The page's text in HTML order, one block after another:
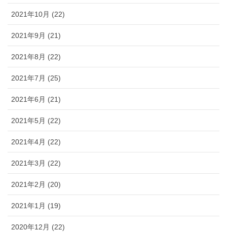
2021年10月 (22)
2021年9月 (21)
2021年8月 (22)
2021年7月 (25)
2021年6月 (21)
2021年5月 (22)
2021年4月 (22)
2021年3月 (22)
2021年2月 (20)
2021年1月 (19)
2020年12月 (22)